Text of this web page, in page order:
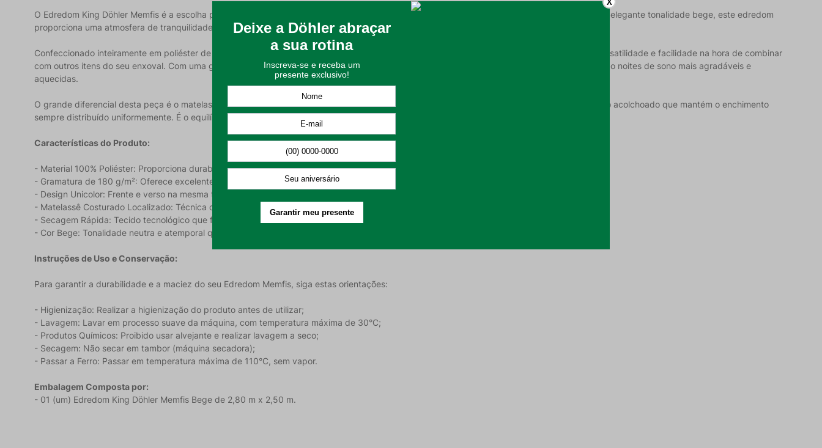
O Edredom King Döhler Memfis é a escolha perfeita para quem deseja renovar o dormitório com um toque de cor suave e muito aconchego. Na elegante tonalidade bege, este edredom
proporciona uma atmosfera de tranquilidade e frescor, transformando a cama no centro das atenções com seu visual moderno e clean.
Confeccionado inteiramente em poliéster de alta qualidade, o modelo Memfis apresenta um design unicolor na frente e no verso, garantindo versatilidade e facilidade na hora de combinar
com outros itens do seu enxoval. Com uma gramatura de 180 g/m², ele oferece o volume ideal e um toque extremamente macio, proporcionando noites de sono mais agradáveis e
aquecidas.
O grande diferencial desta peça é o matelassê costurado localizado, uma técnica sofisticada que une as camadas de tecido criando um padrão acolchoado que mantém o enchimento
sempre distribuído uniformemente. É o equilíbrio perfeito entre resistência, praticidade e a elegância que o seu quarto merece.
Características do Produto:
- Material 100% Poliéster: Proporciona durabilidade, toque suave e facilidade na manutenção;
- Gramatura de 180 g/m²: Oferece excelente isolamento térmico e uma sensação acolhedora;
- Design Unicolor: Frente e verso na mesma tonalidade, ideal para composições minimalistas e modernas;
- Matelassê Costurado Localizado: Técnica de costura que confere um relevo elegante e evita o deslocamento do enchimento;
- Secagem Rápida: Tecido tecnológico que facilita o dia a dia e a conservação da peça;
- Cor Bege: Tonalidade neutra e atemporal que transmite paz, equilíbrio e sofisticação ao ambiente.
Instruções de Uso e Conservação:
Para garantir a durabilidade e a maciez do seu Edredom Memfis, siga estas orientações:
- Higienização: Realizar a higienização do produto antes de utilizar;
- Lavagem: Lavar em processo suave da máquina, com temperatura máxima de 30°C;
- Produtos Químicos: Proibido usar alvejante e realizar lavagem a seco;
- Secagem: Não secar em tambor (máquina secadora);
- Passar a Ferro: Passar em temperatura máxima de 110°C, sem vapor.
Embalagem Composta por:
- 01 (um) Edredom King Döhler Memfis Bege de 2,80 m x 2,50 m.
X